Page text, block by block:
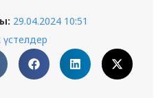
29.04.2024 10:51
үстелдер